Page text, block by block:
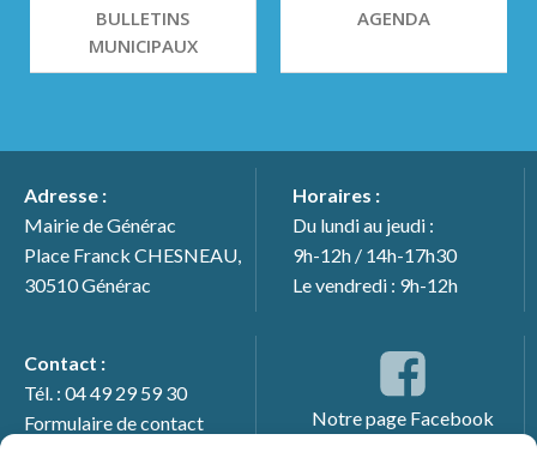
BULLETINS
MUNICIPAUX
AGENDA
Adresse :
Mairie de Générac
Place Franck CHESNEAU,
30510 Générac
Horaires :
Du lundi au jeudi :
9h-12h / 14h-17h30
Le vendredi : 9h-12h
Contact :
Tél. : 04 49 29 59 30
Formulaire de contact
Notre page Facebook